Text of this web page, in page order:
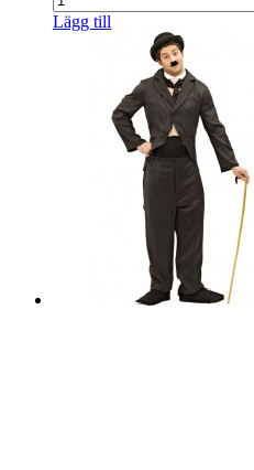
Lägg till